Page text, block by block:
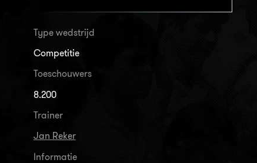
Type wedstrijd
Competitie
Toeschouwers
8.200
Trainer
Jan Reker
Informatie